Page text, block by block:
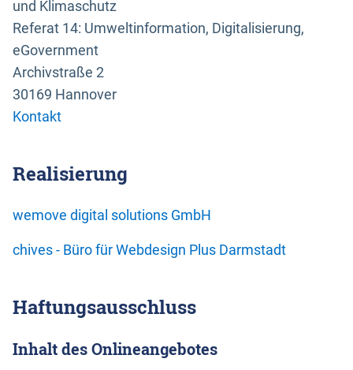
und Klimaschutz
Referat 14: Umweltinformation, Digitalisierung,
eGovernment
Archivstraße 2
30169 Hannover
Kontakt
Realisierung
wemove digital solutions GmbH
chives - Büro für Webdesign Plus Darmstadt
Haftungsausschluss
Inhalt des Onlineangebotes